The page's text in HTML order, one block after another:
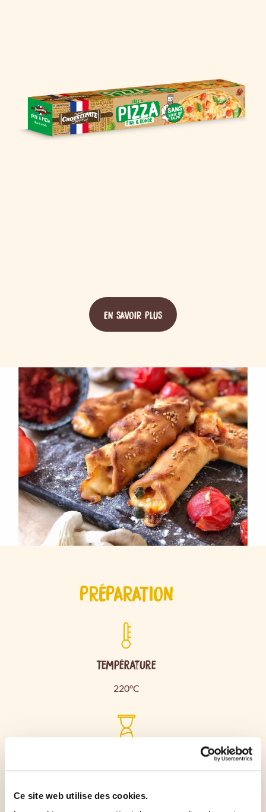
Ce site web utilise des cookies.
EN SAVOIR PLUS
PRÉPARATION
Température
220°C